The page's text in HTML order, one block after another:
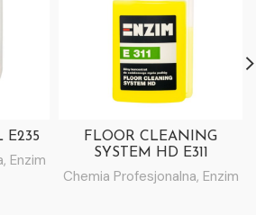
E235
, Enzim
FLOOR CLEANING
SYSTEM HD E311
Chemia Profesjonalna, Enzim